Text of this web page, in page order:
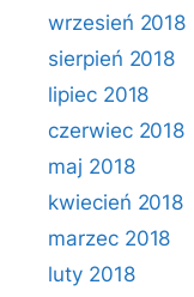
wrzesień 2018
sierpień 2018
lipiec 2018
czerwiec 2018
maj 2018
kwiecień 2018
marzec 2018
luty 2018